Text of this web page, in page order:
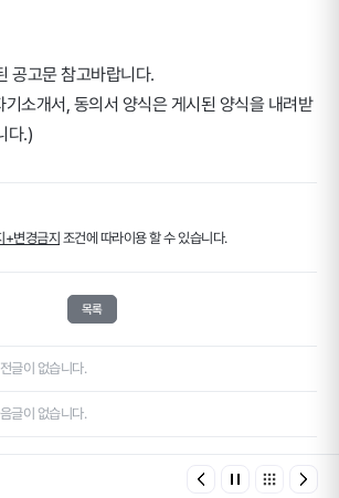
공고문 참고바랍니다.
기소개서, 동의서 양식은 게시된 양식을 내려받
다.)
+변경금지 조건에 따라이용 할 수 있습니다.
목록
글이 없습니다.
글이 없습니다.